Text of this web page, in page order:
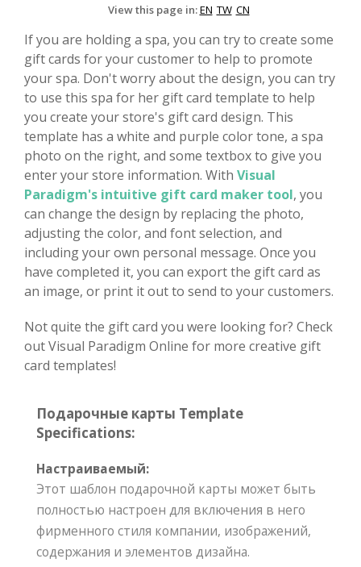
View this page in:EN TW CN
If you are holding a spa, you can try to create some
gift cards for your customer to help to promote
your spa. Don't worry about the design, you can try
to use this spa for her gift card template to help
you create your store's gift card design. This
template has a white and purple color tone, a spa
photo on the right, and some textbox to give you
enter your store information. With Visual
Paradigm's intuitive gift card maker tool, you
can change the design by replacing the photo,
adjusting the color, and font selection, and
including your own personal message. Once you
have completed it, you can export the gift card as
an image, or print it out to send to your customers.
Not quite the gift card you were looking for? Check
out Visual Paradigm Online for more creative gift
card templates!
Подарочные карты Template
Specifications:
Настраиваемый:
Этот шаблон подарочной карты может быть
полностью настроен для включения в него
фирменного стиля компании, изображений,
содержания и элементов дизайна.